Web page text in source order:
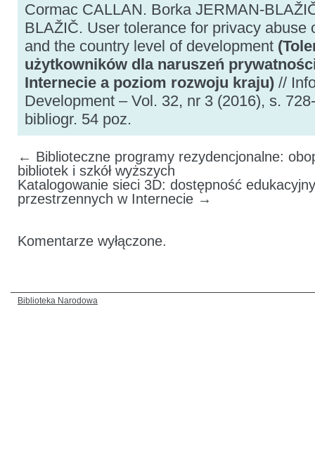
Cormac CALLAN. Borka JERMAN-
BLAŽIČ. User tolerance for privacy abuse
and the country level of development
użytkowników dla naruszeń
Internecie a poziom rozwoju kraju) //
Development – Vol. 32, nr 3 (2016), s.
bibliogr. 54 poz.
← Biblioteczne programy rezydencjonalne:
bibliotek i szkół wyższych
Katalogowanie sieci 3D: dostępność
przestrzennych w Internecie →
Komentarze wyłączone.
Biblioteka Narodowa